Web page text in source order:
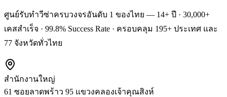
ศูนย์รับทำวีซ่าครบวงจรอันดับ 1 ของไทย — 14+ ปี · 30,000+
เคสสำเร็จ · 99.8% Success Rate · ครอบคลุม 195+ ประเทศ และ
77 จังหวัดทั่วไทย
สำนักงานใหญ่
61 ซอยลาดพร้าว 95 แขวงคลองเจ้าคุณสิงห์